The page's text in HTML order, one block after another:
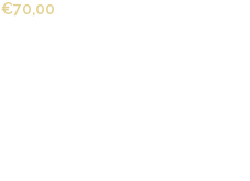
€70,00Prijsklasse: